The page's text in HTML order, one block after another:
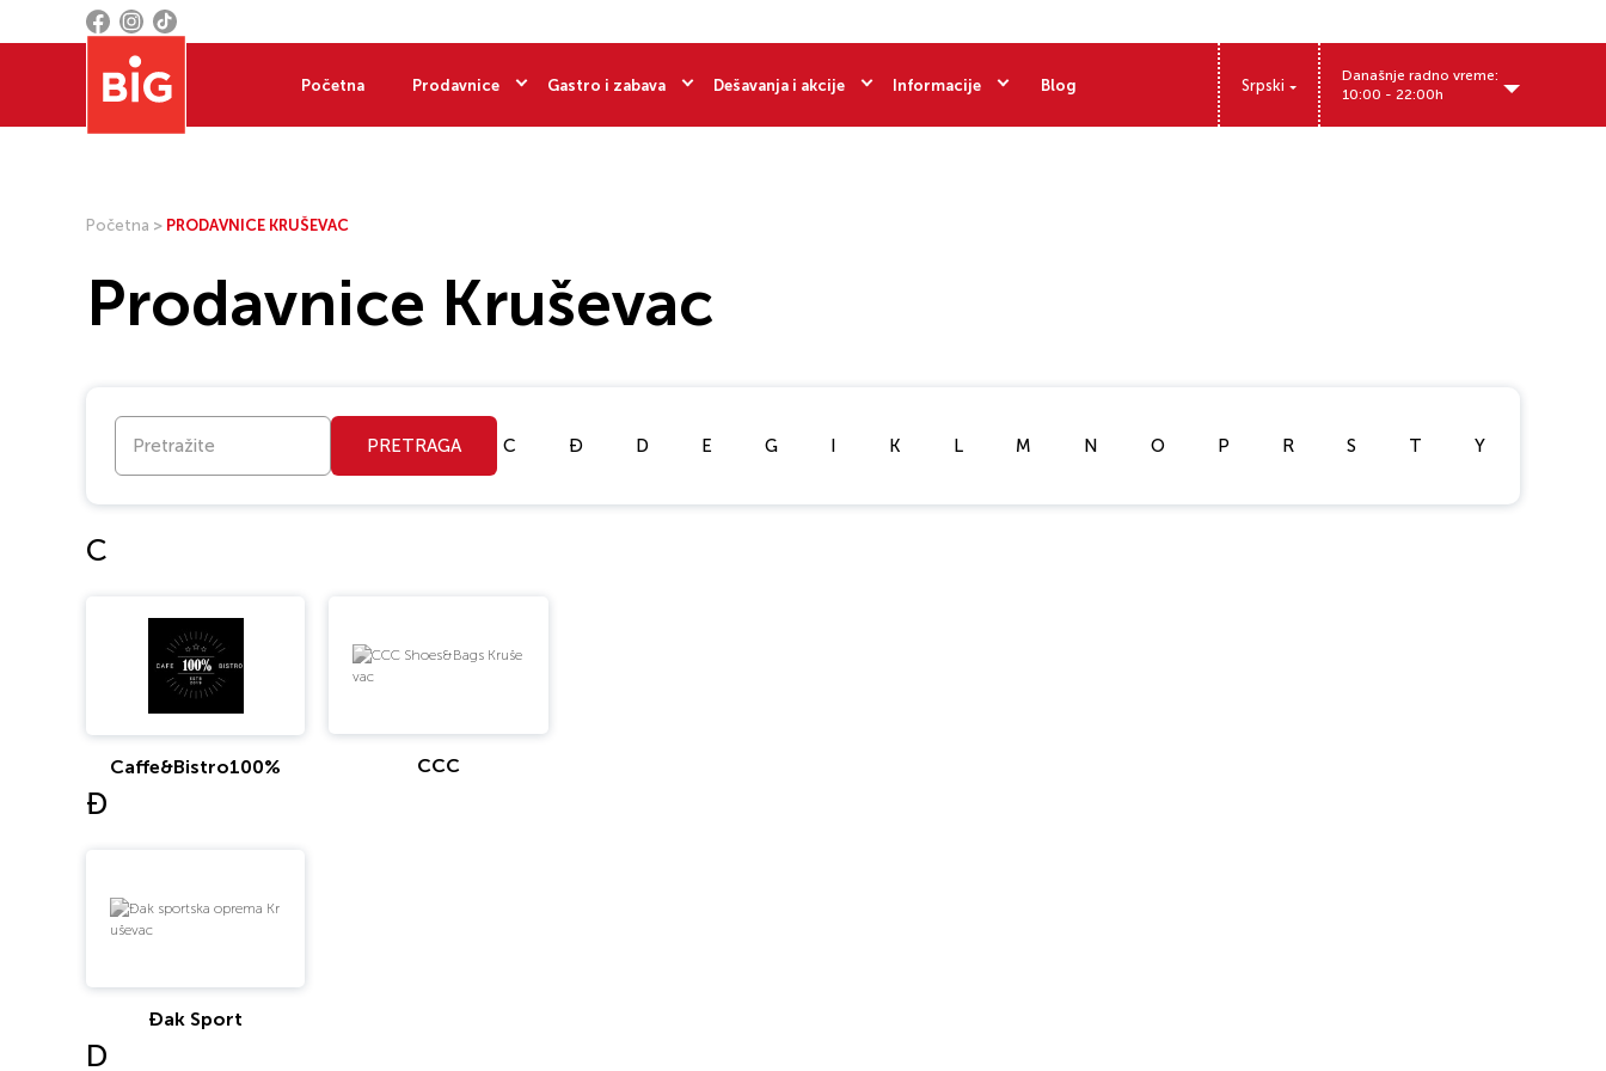
Početna Prodavnice Gastro i zabava Dešavanja i akcije Informacije Blog Srpski
Današnje radno vreme:
10:00 - 22:00h
Početna > PRODAVNICE KRUŠEVAC
Prodavnice Kruševac
PRETRAGA C Đ D E G I K L M N O P R S T Y
C
Caffe&Bistro100% CCC
Đ
Đak Sport
D